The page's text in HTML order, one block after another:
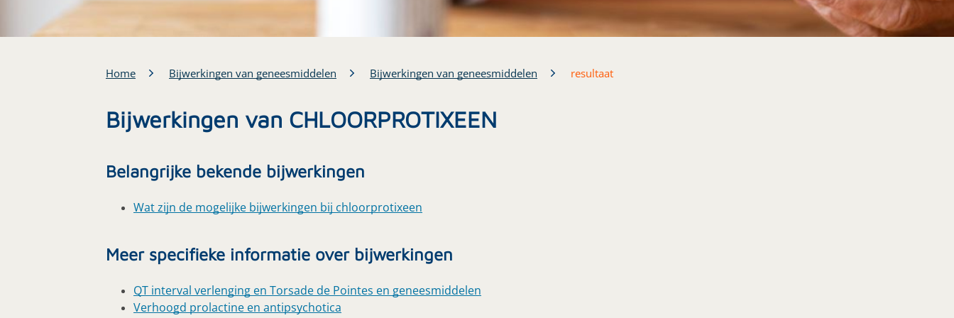
Home Bijwerkingen van geneesmiddelen Bijwerkingen van geneesmiddelen resultaat
Bijwerkingen van CHLOORPROTIXEEN
Belangrijke bekende bijwerkingen
Wat zijn de mogelijke bijwerkingen bij chloorprotixeen
Meer specifieke informatie over bijwerkingen
QT interval verlenging en Torsade de Pointes en geneesmiddelen
Verhoogd prolactine en antipsychotica